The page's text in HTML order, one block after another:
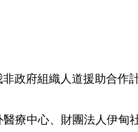
政府組織人道援助合作
療中心、財團法人伊甸